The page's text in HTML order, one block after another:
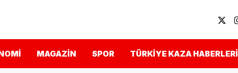
MAGAZIN SPOR TÜRKIYE KAZA HABERLERI